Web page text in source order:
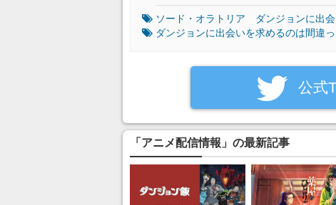
ソード・オラトリア ダンジョンに出
ダンジョンに出会いを求めるのは間違
公式
「アニメ配信情報」の最新記事